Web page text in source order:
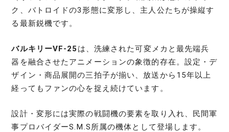
ク、バトロイドの3形態に変形し、主人公たちが操縦す
る最新鋭機です。
バルキリーVF‑25 は、洗練された可変メカと最先端兵
器を融合させたアニメーションの象徴的存在。設定・デ
ザイン・商品展開の三拍子が揃い、放送から15年以上
経ってもファンの心を捉え続けています。
設計・変形には実際の戦闘機の要素を取り入れ、民間軍
事プロバイダーS.M.S所属の機体として登場します。